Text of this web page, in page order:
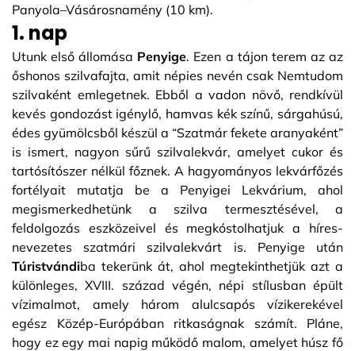
Panyola–Vásárosnamény (10 km).
1. nap
Utunk első állomása Penyige. Ezen a tájon terem az az
őshonos szilvafajta, amit népies nevén csak Nemtudom
szilvaként emlegetnek. Ebből a vadon növő, rendkívül
kevés gondozást igénylő, hamvas kék színű, sárgahúsú,
édes gyümölcsből készül a “Szatmár fekete aranyaként”
is ismert, nagyon sűrű szilvalekvár, amelyet cukor és
tartósítószer nélkül főznek. A hagyományos lekvárfőzés
fortélyait mutatja be a Penyigei Lekvárium, ahol
megismerkedhetünk a szilva termesztésével, a
feldolgozás eszközeivel és megkóstolhatjuk a híres-
nevezetes szatmári szilvalekvárt is. Penyige után
Túristvándiba tekerünk át, ahol megtekinthetjük azt a
különleges, XVIII. század végén, népi stílusban épült
vízimalmot, amely három alulcsapós vízikerekével
egész Közép-Európában ritkaságnak számít. Pláne,
hogy ez egy mai napig működő malom, amelyet húsz fő